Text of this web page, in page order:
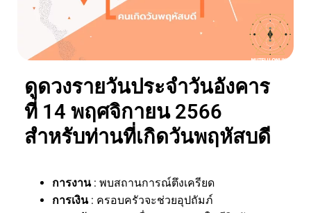
ดูดวงรายวันประจำวันอังคาร
ที่ 14 พฤศจิกายน 2566
สำหรับท่านที่เกิดวันพฤหัสบดี
การงาน: พบสถานการณ์ตึงเครียด
การเงิน: ครอบครัวจะช่วยอุปถัมภ์